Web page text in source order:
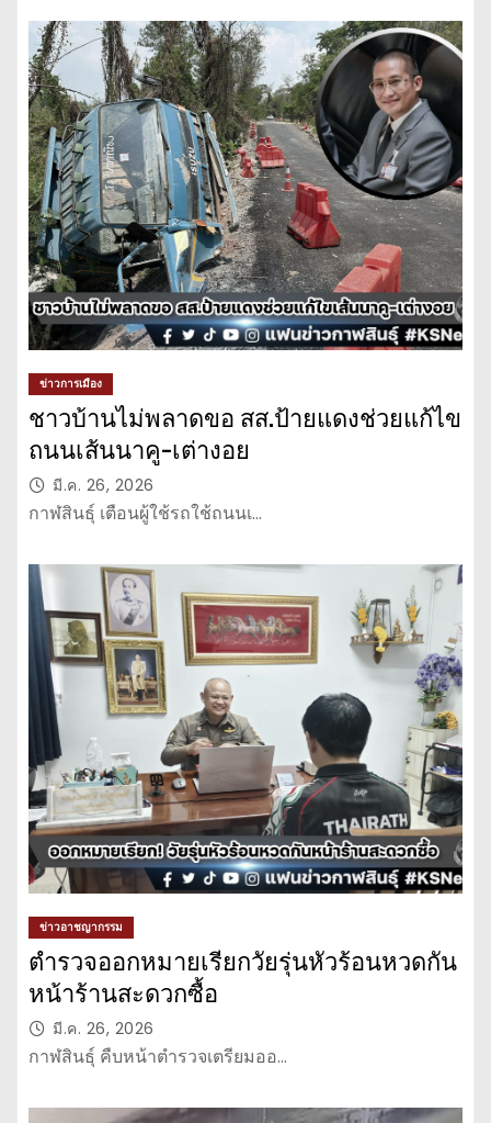
ข่าวการเมือง
ชาวบ้านไม่พลาดขอ สส.ป้ายแดงช่วยแก้ไข
ถนนเส้นนาคู-เต่างอย
มี.ค. 26, 2026
กาฬสินธุ์ เตือนผู้ใช้รถใช้ถนนเ…
ข่าวอาชญากรรม
ตำรวจออกหมายเรียกวัยรุ่นหัวร้อนหวดกัน
หน้าร้านสะดวกซื้อ
มี.ค. 26, 2026
กาฬสินธุ์ คืบหน้าตำรวจเตรียมออ…